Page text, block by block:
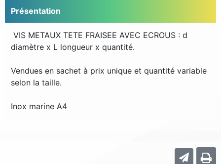
Présentation
VIS METAUX TETE FRAISEE AVEC ECROUS : d
diamètre x L longueur x quantité.
Vendues en sachet à prix unique et quantité variable
selon la taille.
Inox marine A4